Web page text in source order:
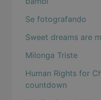
Se fotografando
Sweet dreams are
Milonga Triste
Human Rights for
countdown